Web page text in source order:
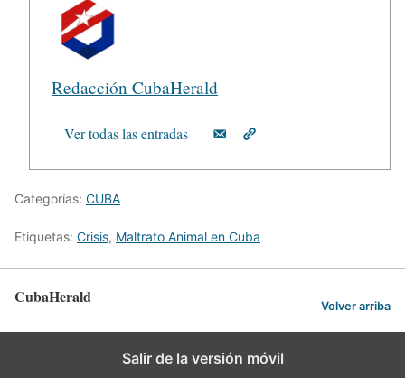
Redacción CubaHerald
Ver todas las entradas
Categorías: CUBA
Etiquetas: Crisis, Maltrato Animal en Cuba
CubaHerald Volver arriba
Salir de la versión móvil